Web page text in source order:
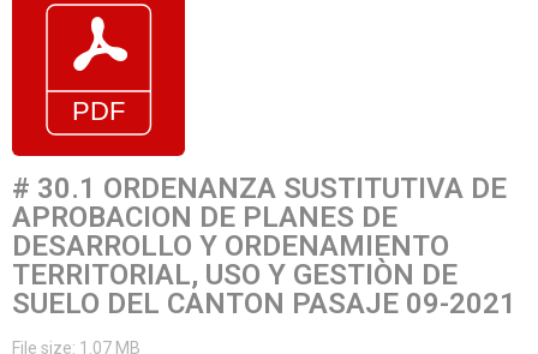
# 30.1 ORDENANZA SUSTITUTIVA DE
APROBACION DE PLANES DE
DESARROLLO Y ORDENAMIENTO
TERRITORIAL, USO Y GESTIÒN DE
SUELO DEL CANTON PASAJE 09-2021
File size: 1.07 MB